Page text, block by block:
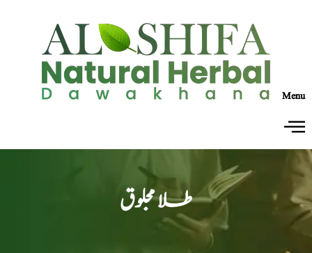
Menu
طلا مجلوق